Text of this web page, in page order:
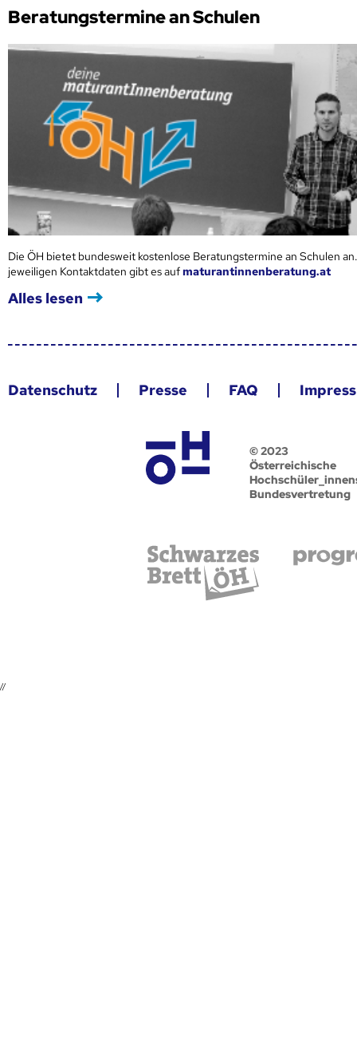
Beratungstermine an Schulen
Die ÖH bietet bundesweit kostenlose Beratungstermine an Schulen
jeweiligen Kontaktdaten gibt es aufmaturantinnenberatung.at
Alles lesen
Datenschutz Presse FAQ
© 2023
Österreichische
Bundesvertretung
//